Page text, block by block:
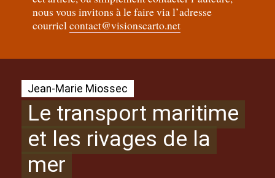
nous vous invitons à le faire via l’adresse
courriel contact@visionscarto.net
Jean-Marie Miossec
Le transport maritime
et les rivages de la
mer